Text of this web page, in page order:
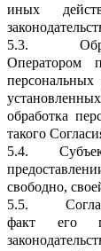
иных
5.3.
Оператором
обработка
такого
5.4.
свободно,
5.5.
факт его